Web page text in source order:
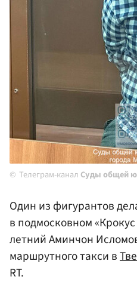
Телеграм-канал Суды общей
Один из фигурантов
в подмосковном
летний Аминчон
маршрутного такси в
RT.